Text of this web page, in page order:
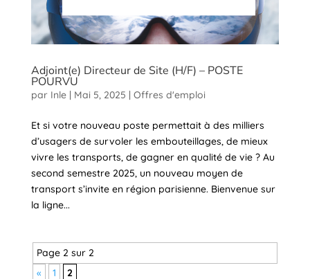
Adjoint(e) Directeur de Site (H/F) – POSTE
POURVU
par Inle| Mai 5, 2025 Offres d'emploi
Et si votre nouveau poste permettait à des milliers
d’usagers de survoler les embouteillages, de mieux
vivre les transports, de gagner en qualité de vie ? Au
second semestre 2025, un nouveau moyen de
transport s’invite en région parisienne. Bienvenue sur
la ligne...
Page 2 sur 2
«
1
2